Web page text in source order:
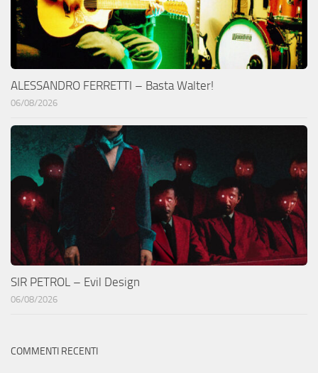
ALESSANDRO FERRETTI – Basta Walter!
06/08/2026
SIR PETROL – Evil Design
06/08/2026
COMMENTI RECENTI